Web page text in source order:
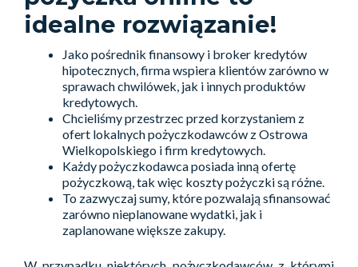
idealne rozwiązanie!
Jako pośrednik finansowy i broker kredytów
hipotecznych, firma wspiera klientów zarówno w
sprawach chwilówek, jak i innych produktów
kredytowych.
Chcieliśmy przestrzec przed korzystaniem z
ofert lokalnych pożyczkodawców z Ostrowa
Wielkopolskiego i firm kredytowych.
Każdy pożyczkodawca posiada inną ofertę
pożyczkową, tak więc koszty pożyczki są różne.
To zazwyczaj sumy, które pozwalają sfinansować
zarówno nieplanowane wydatki, jak i
zaplanowane większe zakupy.